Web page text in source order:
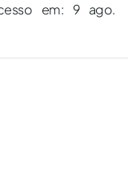
em: 9 ago.